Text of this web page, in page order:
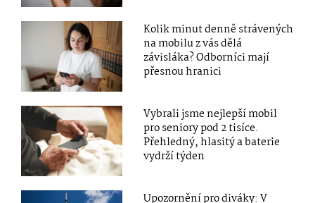
Kolik minut denně strávených
na mobilu z vás dělá
závisláka? Odborníci mají
přesnou hranici
Vybrali jsme nejlepší mobil
pro seniory pod 2 tisíce.
Přehledný, hlasitý a baterie
vydrží týden
Upozornění pro diváky: V